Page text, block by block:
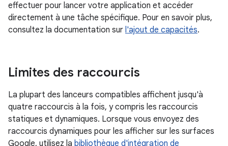
effectuer pour lancer votre application et accéder
directement à une tâche spécifique. Pour en savoir plus,
consultez la documentation sur l'ajout de capacités.
Limites des raccourcis
La plupart des lanceurs compatibles affichent jusqu'à
quatre raccourcis à la fois, y compris les raccourcis
statiques et dynamiques. Lorsque vous envoyez des
raccourcis dynamiques pour les afficher sur les surfaces
Google, utilisez la bibliothèque d'intégration de